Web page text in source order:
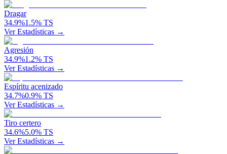
Dragar
34.9%1.5% TS
Ver Estadísticas →
Agresión
34.9%1.2% TS
Ver Estadísticas →
Espíritu acenizado
34.7%0.9% TS
Ver Estadísticas →
Tiro certero
34.6%5.0% TS
Ver Estadísticas →